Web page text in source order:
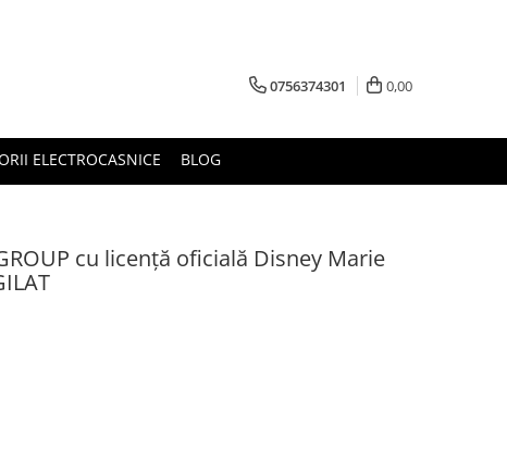
0756374301 0,00
ELECTROCASNICE BLOG
cu licență oficială Disney Marie